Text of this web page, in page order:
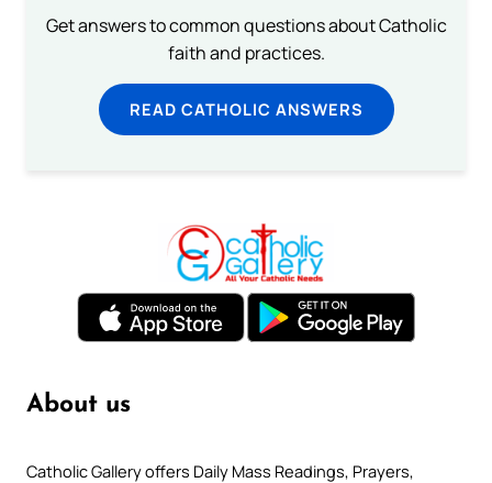
Get answers to common questions about Catholic
faith and practices.
READ CATHOLIC ANSWERS
About us
Catholic Gallery offers Daily Mass Readings, Prayers,